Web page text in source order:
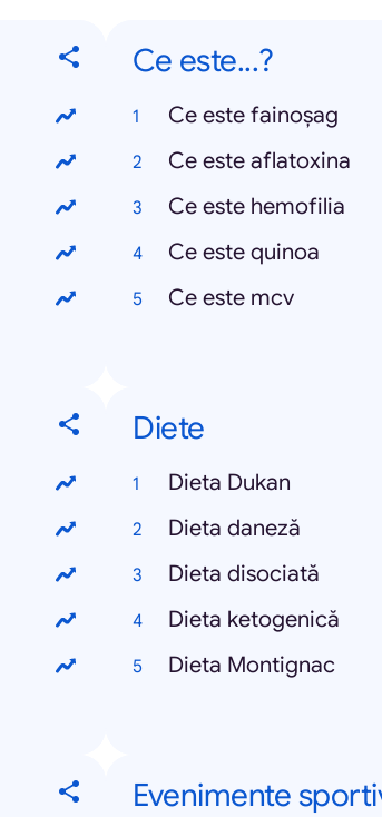
Ce este...?
Ce este fainoșag
Ce este aflatoxina
Ce este hemofilia
Ce este quinoa
Ce este mcv
Diete
Dieta Dukan
Dieta daneză
Dieta disociată
Dieta ketogenică
Dieta Montignac
Evenimente